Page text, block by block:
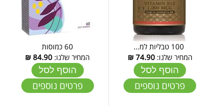
המחיר שלנו:74.90
₪
הוסף לסל
פרטים נוספים
60 כמוסות
המחיר שלנו: 84.90
₪
הוסף לסל
פרטים נוספים